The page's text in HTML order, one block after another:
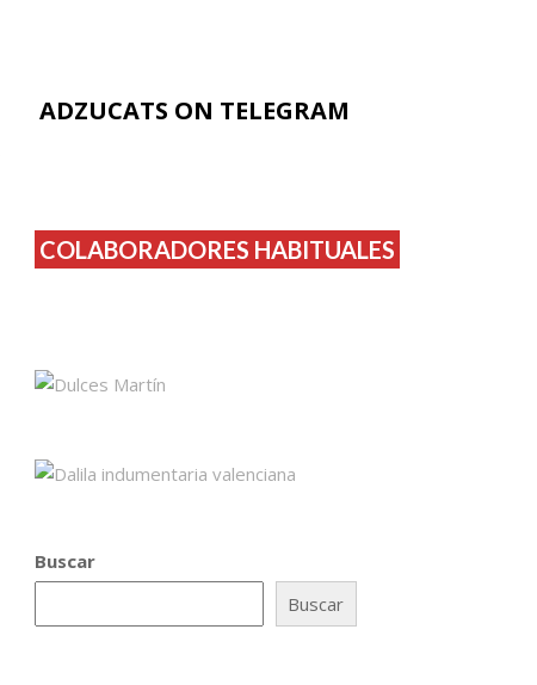
ADZUCATS ON TELEGRAM
COLABORADORES HABITUALES
Buscar
Buscar